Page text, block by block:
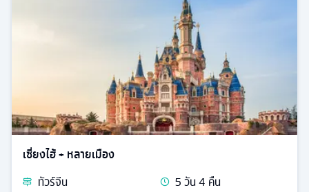
เซี่ยงไฮ้ + หลายเมือง
ทัวร์จีน 5วัน4 คืน